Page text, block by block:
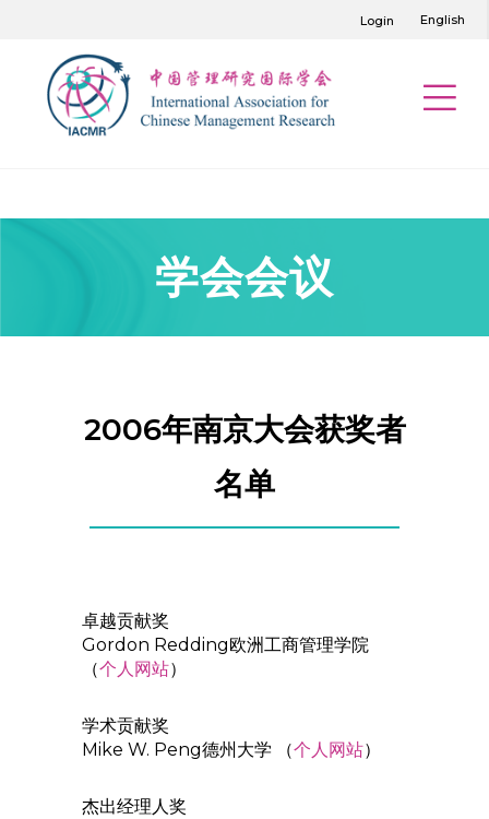
Login English
学会会议
2006年南京大会获奖者
名单
卓越贡献奖
Gordon Redding欧洲工商管理学院
（个人网站）
学术贡献奖
Mike W. Peng德州大学 （个人网站）
杰出经理人奖